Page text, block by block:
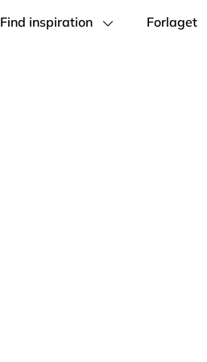
Find inspiration Forlaget